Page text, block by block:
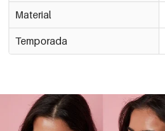
Material
Temporada